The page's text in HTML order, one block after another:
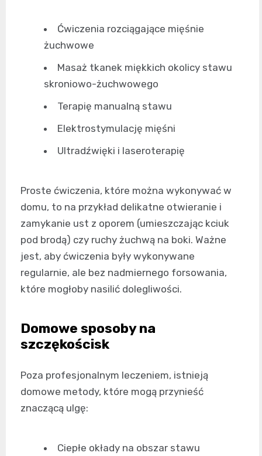
Ćwiczenia rozciągające mięśnie
żuchwowe
Masaż tkanek miękkich okolicy stawu
skroniowo-żuchwowego
Terapię manualną stawu
Elektrostymulację mięśni
Ultradźwięki i laseroterapię
Proste ćwiczenia, które można wykonywać w
domu, to na przykład delikatne otwieranie i
zamykanie ust z oporem (umieszczając kciuk
pod brodą) czy ruchy żuchwą na boki. Ważne
jest, aby ćwiczenia były wykonywane
regularnie, ale bez nadmiernego forsowania,
które mogłoby nasilić dolegliwości.
Domowe sposoby na
szczękościsk
Poza profesjonalnym leczeniem, istnieją
domowe metody, które mogą przynieść
znaczącą ulgę:
Ciepłe okłady na obszar stawu